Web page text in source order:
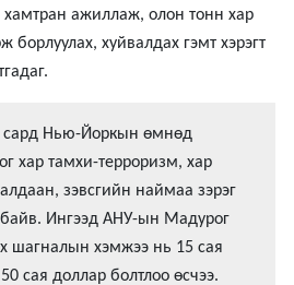
хамтран ажиллаж, олон тонн хар
борлуулах, хуйвалдах гэмт хэрэгт
сард Нью-Йоркын өмнөд
хар тамхи-терроризм, хар
зэвсгийн наймаа зэрэг
байв. Ингээд АНУ-ын Мадурог
шагналын хэмжээ нь 15 сая
сая доллар болтлоо өсчээ.